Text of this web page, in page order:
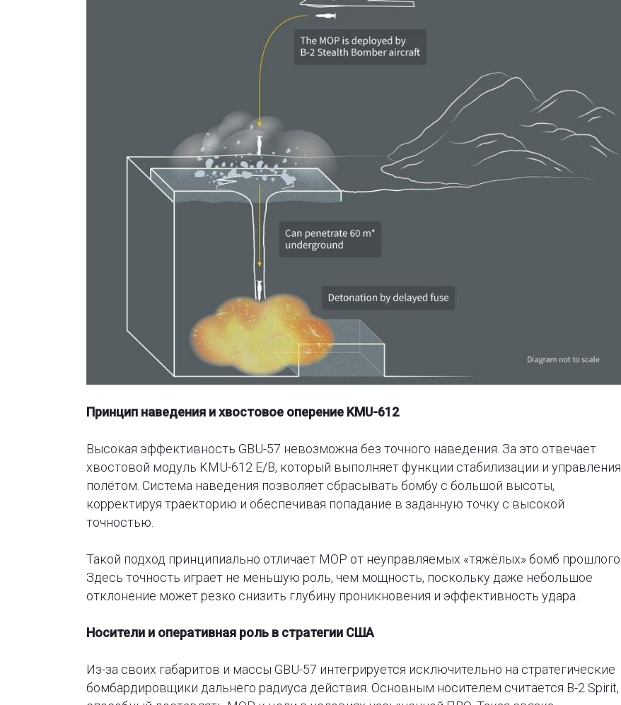
Принцип наведения и хвостовое оперение KMU-612
Высокая эффективность GBU-57 невозможна без точного наведения. За это отвечает
хвостовой модуль KMU-612 E/B, который выполняет функции стабилизации и управления
полётом. Система наведения позволяет сбрасывать бомбу с большой высоты,
корректируя траекторию и обеспечивая попадание в заданную точку с высокой
точностью.
Такой подход принципиально отличает MOP от неуправляемых «тяжёлых» бомб прошлого.
Здесь точность играет не меньшую роль, чем мощность, поскольку даже небольшое
отклонение может резко снизить глубину проникновения и эффективность удара.
Носители и оперативная роль в стратегии США
Из-за своих габаритов и массы GBU-57 интегрируется исключительно на стратегические
бомбардировщики дальнего радиуса действия. Основным носителем считается B-2 Spirit,